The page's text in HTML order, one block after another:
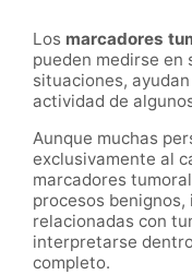
Los marcadores
pueden medirse en
situaciones,
actividad de
Aunque muchas
exclusivamente al
marcadores
procesos
relacionadas con
interpretarse
completo.